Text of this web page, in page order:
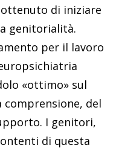
ottenuto di iniziare
genitorialità.
per il lavoro
«ottimo» sul
comprensione, del
I genitori,
di questa